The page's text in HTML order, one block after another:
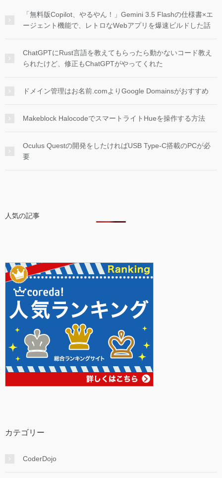
「無料版Copilot、やるやん！」Gemini 3.5 Flashの仕様書×エ
ージェント機能で、レトロなWebアプリを爆速ビルドした話
ChatGPTにRust言語を教えてもらったら動かないコード教え
られたけど、修正もChatGPTがやってくれた
ドメイン管理はお名前.comよりGoogle Domainsがおすすめ
Makeblock HalocodeでスマートライトHueを操作する方法
Oculus Questの開発をしたければUSB Type-C搭載のPCが必
要
人気の記事
カテゴリー
CoderDojo